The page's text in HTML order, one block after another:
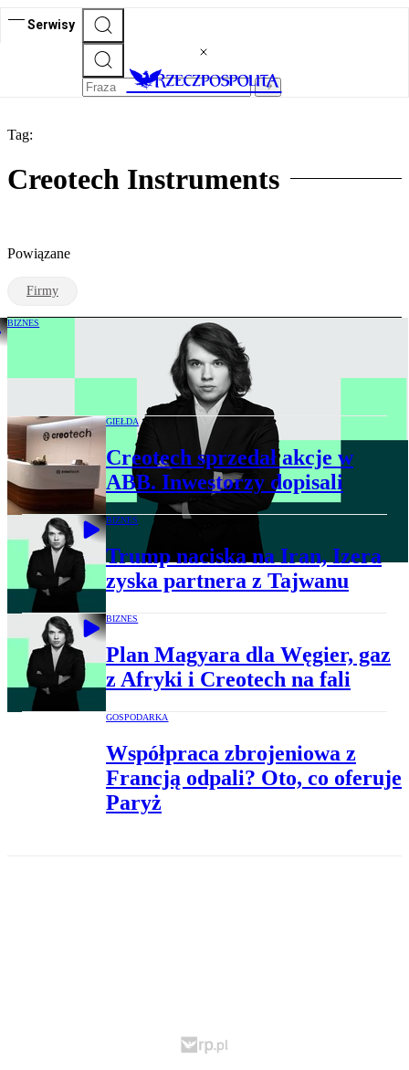
Serwisy
Tag:
Creotech Instruments
Powiązane
Firmy
BIZNES
Bruksela szykuje nowe sankcje na Rosję.
Rafinerie i banki na celowniku
GIEŁDA
Creotech sprzedał akcje w
ABB. Inwestorzy dopisali
BIZNES
Trump naciska na Iran, Izera
zyska partnera z Tajwanu
BIZNES
Plan Magyara dla Węgier, gaz
z Afryki i Creotech na fali
GOSPODARKA
Współpraca zbrojeniowa z
Francją odpali? Oto, co oferuje
Paryż